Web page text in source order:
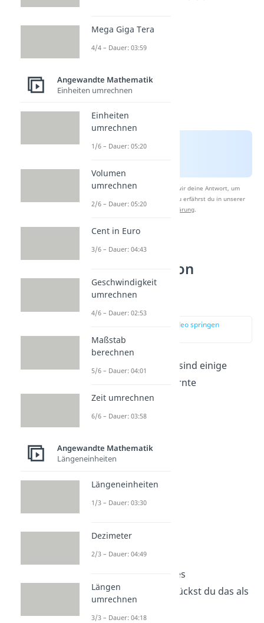
Nach Beantwortung speichern wir deine Antwort, um
Studyflix zu verbessern. Mehr dazu erfährst du in unserer
Datenschutzerklärung.
Übungen zur
Umrechnung von
Prozenten in
Dezimalzahlen
zur Stelle im Video springen
Jetzt bist du dran! Hier sind einige
, um das Gelernte
anzuwenden.
Übung 1
des
Originalpreises. Wie drückst du das als
Mega Giga Tera
4/4 – Dauer: 03:59
Angewandte Mathematik
Einheiten umrechnen
Einheiten
umrechnen
1/6 – Dauer: 05:20
Volumen
umrechnen
2/6 – Dauer: 05:20
Cent in Euro
3/6 – Dauer: 04:43
Geschwindigkeit
umrechnen
4/6 – Dauer: 02:53
Maßstab
berechnen
5/6 – Dauer: 04:01
Zeit umrechnen
6/6 – Dauer: 03:58
Angewandte Mathematik
Längeneinheiten
Längeneinheiten
1/3 – Dauer: 03:30
Dezimeter
2/3 – Dauer: 04:49
Längen
umrechnen
3/3 – Dauer: 04:18